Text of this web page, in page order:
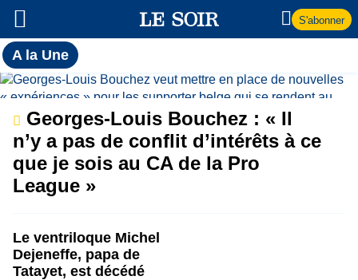
S'abonner
A la UneToutes
l'actualité
du Soir
A
la
Une
Georges-Louis Bouchez : « Il
n’y a pas de conflit d’intérêts à ce
que je sois au CA de la Pro
League »
Le ventriloque Michel
Dejeneffe, papa de
Tatayet, est décédé